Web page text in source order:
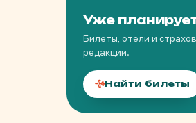
Уже
Билеты, отели и
редакции.
Найти билеты